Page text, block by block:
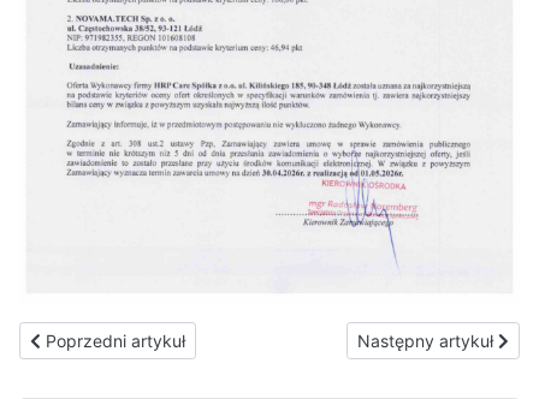
Poprzedni artykuł: Informacja
Poprzedni artykuł Następny artykuł:
Następny artykuł